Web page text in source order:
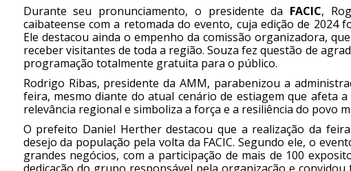
Durante seu pronunciamento, o presidente da FACIC,
caibateense com a retomada do evento, cuja edição de 2024
Ele destacou ainda o empenho da comissão organizadora,
receber visitantes de toda a região. Souza fez questão de
programação totalmente gratuita para o público.
Rodrigo Ribas, presidente da AMM, parabenizou a
feira, mesmo diante do atual cenário de estiagem que afeta
relevância regional e simboliza a força e a resiliência do povo
O prefeito Daniel Herther destacou que a realização da
desejo da população pela volta da FACIC. Segundo ele, o
grandes negócios, com a participação de mais de 100